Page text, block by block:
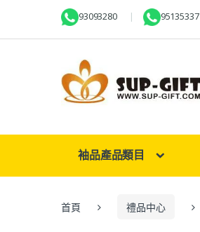
93093280 95135337
袖品產品類目
首頁 禮品中心